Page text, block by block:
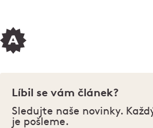
Líbil se vám článek?
Sledujte naše novinky.
je pošleme.